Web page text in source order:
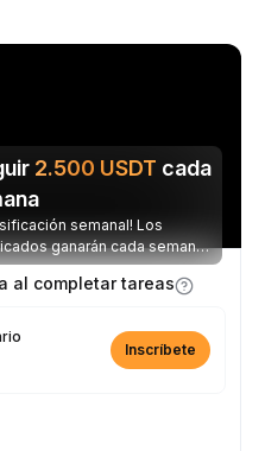
2.500 USDT cada
semanal! Los
ganarán cada semana
disponibles.
al completar tareas
Inscríbete